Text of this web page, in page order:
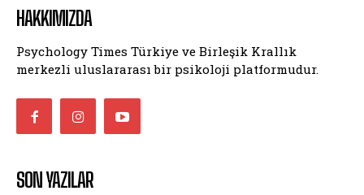
HAKKIMIZDA
Psychology Times Türkiye ve Birleşik Krallık
merkezli uluslararası bir psikoloji platformudur.
SON YAZILAR